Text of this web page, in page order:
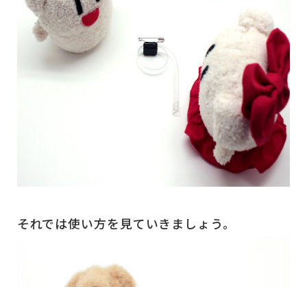
それでは使い方を見ていきましょう。